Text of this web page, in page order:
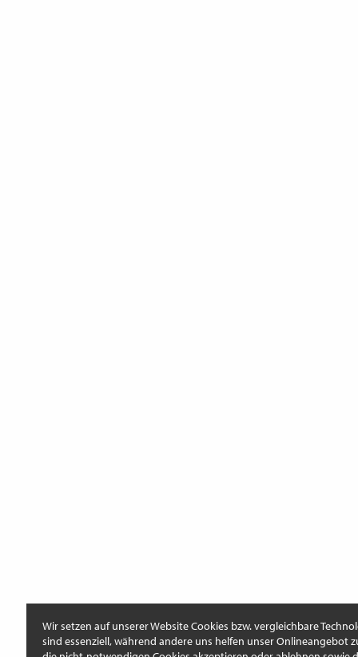
Wir setzen auf unserer Website Cookies bzw. vergleichbare
sind essenziell, während andere uns helfen unser Onlineangebot